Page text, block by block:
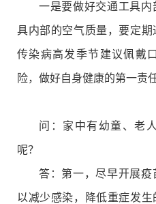
一是要做好交通工具
具内部的空气质量，要定
传染病高发季节建议佩戴
险，做好自身健康的第一责
问：家中有幼童、老
呢？
答：第一，尽早开展
以减少感染，降低重症发